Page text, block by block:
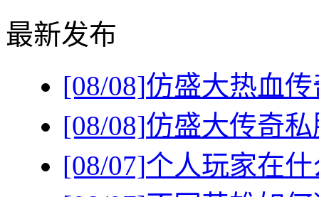
最新发布
[08/08]仿盛大热血
[08/08]仿盛大传奇
[08/07]个人玩家在